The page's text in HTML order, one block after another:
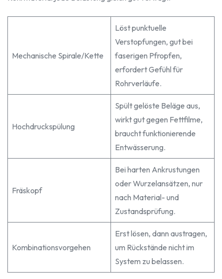
Mechanische Spirale/Kette
Löst punktuelle
Verstopfungen, gut bei
faserigen Pfropfen,
erfordert Gefühl für
Rohrverläufe.
Hochdruckspülung
Spült gelöste Beläge aus,
wirkt gut gegen Fettfilme,
braucht funktionierende
Entwässerung.
Fräskopf
Bei harten Ankrustungen
oder Wurzelansätzen, nur
nach Material- und
Zustandsprüfung.
Kombinationsvorgehen
Erst lösen, dann austragen,
um Rückstände nicht im
System zu belassen.